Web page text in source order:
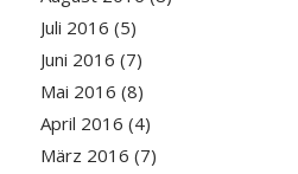
Juli 2016 (5)
Juni 2016 (7)
Mai 2016 (8)
April 2016 (4)
März 2016 (7)